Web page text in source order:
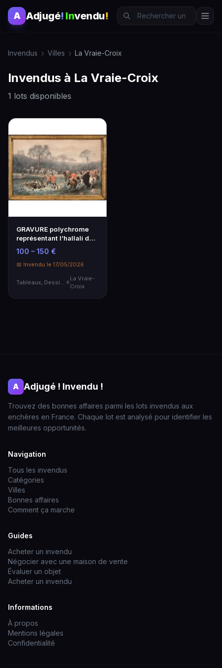
A Adjugé! Invendu!
Invendus Villes La Vraie-Croix
Invendus à La Vraie-Croix
1 lots disponibles
GRAVURE polychrome
représentant l’hallali du
cerf.
100 – 150 €
📅 Invendu le 17/05/2026
Tableaux, Dessins & Estampes
La Vraie-
Croix
A Adjugé ! Invendu !
Trouvez des bonnes affaires parmi les lots invendus aux
enchères en France. Chaque lot est analysé pour identifier les
meilleures opportunités.
Navigation
Tous les invendus
Catégories
Villes
Bonnes affaires
Comment ça marche
Guides
Acheter un invendu
Négocier avec une maison de vente
Évaluer un objet
Acheter un invendu
Informations
À propos
Mentions légales
Confidentialité